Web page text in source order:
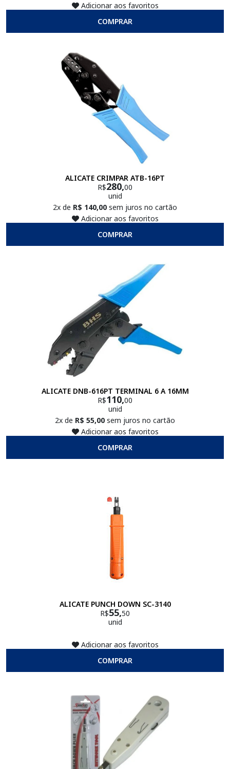
Adicionar aos favoritos
COMPRAR
ALICATE CRIMPAR ATB-16PT
R$280,00
unid
2x de R$ 140,00 sem juros no cartão
Adicionar aos favoritos
COMPRAR
ALICATE DNB-616PT TERMINAL 6 A 16MM
R$110,00
unid
2x de R$ 55,00 sem juros no cartão
Adicionar aos favoritos
COMPRAR
ALICATE PUNCH DOWN SC-3140
R$55,50
unid
Adicionar aos favoritos
COMPRAR